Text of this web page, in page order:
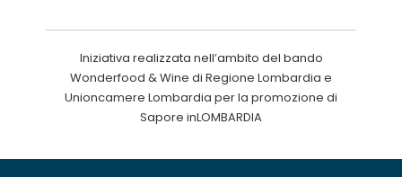
Iniziativa realizzata nell’ambito del bando
Wonderfood & Wine di Regione Lombardia e
Unioncamere Lombardia per la promozione di
Sapore inLOMBARDIA